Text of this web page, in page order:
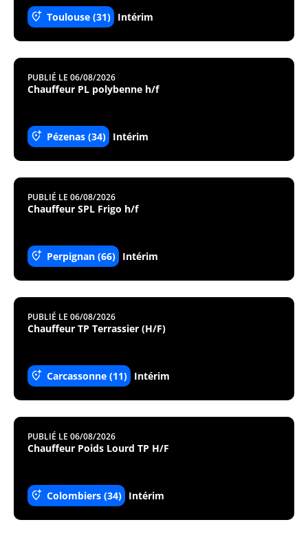
Toulouse (31) Intérim
PUBLIÉ LE 06/08/2026
Chauffeur PL polybenne h/f
Pézenas (34) Intérim
PUBLIÉ LE 06/08/2026
Chauffeur SPL Frigo h/f
Perpignan (66) Intérim
PUBLIÉ LE 06/08/2026
Chauffeur TP Terrassier (H/F)
Carcassonne (11) Intérim
PUBLIÉ LE 06/08/2026
Chauffeur Poids Lourd TP H/F
Colombiers (34) Intérim